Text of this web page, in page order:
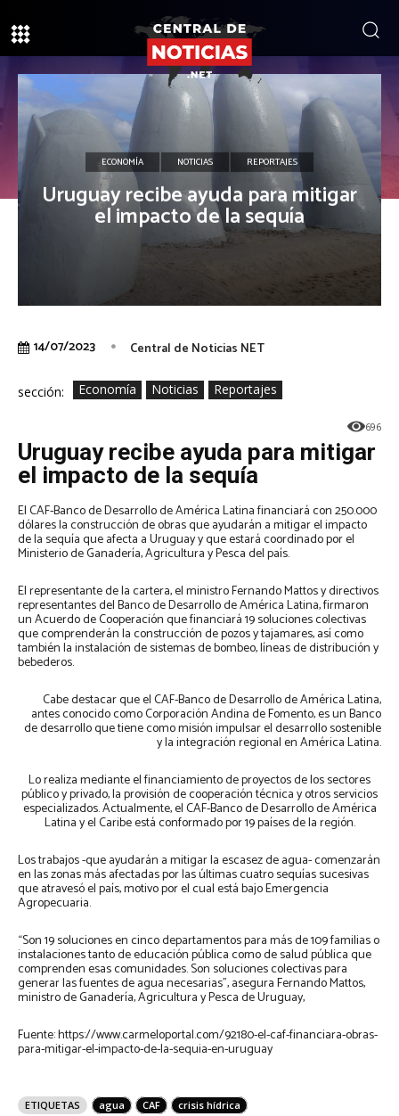
ECONOMÍA NOTICIAS REPORTAJES
Uruguay recibe ayuda para mitigar
el impacto de la sequía
14/07/2023 Central de Noticias NET
sección: Economía Noticias Reportajes
696
Uruguay recibe ayuda para mitigar
el impacto de la sequía
El CAF-Banco de Desarrollo de América Latina financiará con 250.000
dólares la construcción de obras que ayudarán a mitigar el impacto
de la sequía que afecta a Uruguay y que estará coordinado por el
Ministerio de Ganadería, Agricultura y Pesca del país.
El representante de la cartera, el ministro Fernando Mattos y directivos
representantes del Banco de Desarrollo de América Latina, firmaron
un Acuerdo de Cooperación que financiará 19 soluciones colectivas
que comprenderán la construcción de pozos y tajamares, así como
también la instalación de sistemas de bombeo, líneas de distribución y
bebederos.
Cabe destacar que el CAF-Banco de Desarrollo de América Latina,
antes conocido como Corporación Andina de Fomento, es un Banco
de desarrollo que tiene como misión impulsar el desarrollo sostenible
y la integración regional en América Latina.
Lo realiza mediante el financiamiento de proyectos de los sectores
público y privado, la provisión de cooperación técnica y otros servicios
especializados. Actualmente, el CAF-Banco de Desarrollo de América
Latina y el Caribe está conformado por 19 países de la región.
Los trabajos -que ayudarán a mitigar la escasez de agua- comenzarán
en las zonas más afectadas por las últimas cuatro sequías sucesivas
que atravesó el país, motivo por el cual está bajo Emergencia
Agropecuaria.
“Son 19 soluciones en cinco departamentos para más de 109 familias o
instalaciones tanto de educación pública como de salud pública que
comprenden esas comunidades. Son soluciones colectivas para
generar las fuentes de agua necesarias”, asegura Fernando Mattos,
ministro de Ganadería, Agricultura y Pesca de Uruguay,
Fuente: https://www.carmeloportal.com/92180-el-caf-financiara-obras-
para-mitigar-el-impacto-de-la-sequia-en-uruguay
ETIQUETAS agua CAF
crisis hídrica